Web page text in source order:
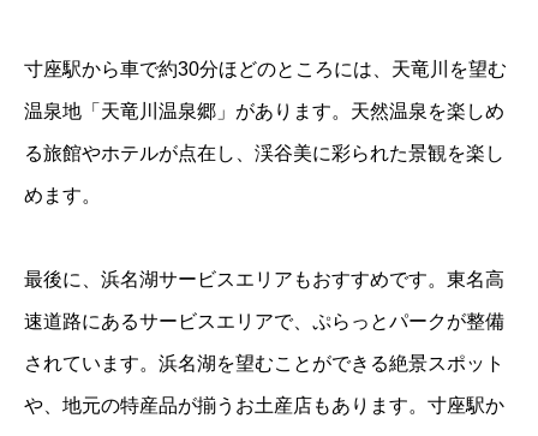
寸座駅から車で約30分ほどのところには、天竜川を望む
温泉地「天竜川温泉郷」があります。天然温泉を楽しめ
る旅館やホテルが点在し、渓谷美に彩られた景観を楽し
めます。
最後に、浜名湖サービスエリアもおすすめです。東名高
速道路にあるサービスエリアで、ぷらっとパークが整備
されています。浜名湖を望むことができる絶景スポット
や、地元の特産品が揃うお土産店もあります。寸座駅か